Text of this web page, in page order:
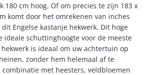
180 cm hoog. Of om precies te zijn 183 x
komt door het omrekenen van inches
Engelse kastanje hekwerk. Dit hoge
ideale schuttinghoogte voor de meeste
is ideaal om uw achtertuin op
zonder hem helemaal af te
met heesters, veldbloemen